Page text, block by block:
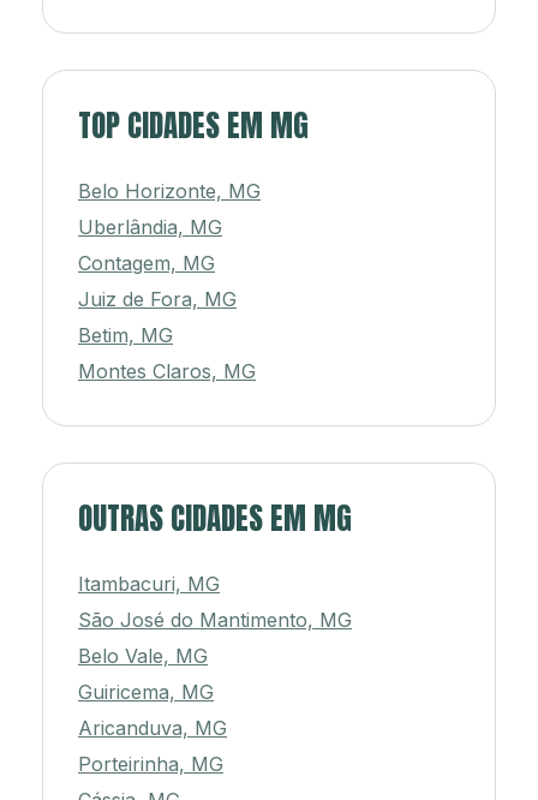
TOP CIDADES EM MG
Belo Horizonte, MG
Uberlândia, MG
Contagem, MG
Juiz de Fora, MG
Betim, MG
Montes Claros, MG
OUTRAS CIDADES EM MG
Itambacuri, MG
São José do Mantimento, MG
Belo Vale, MG
Guiricema, MG
Aricanduva, MG
Porteirinha, MG